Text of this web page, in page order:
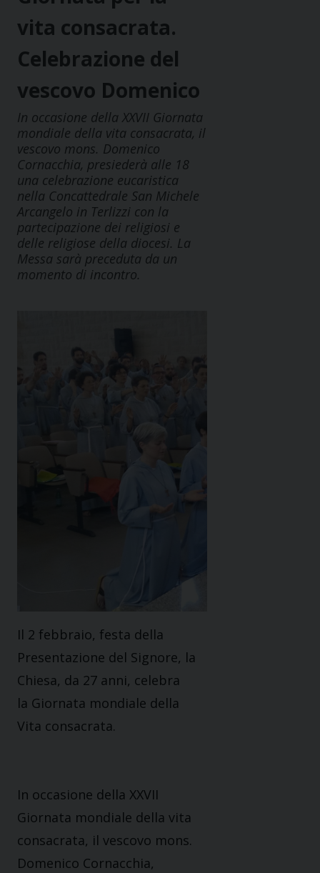
vita consacrata.
Celebrazione del
vescovo Domenico
In occasione della XXVII Giornata
mondiale della vita consacrata, il
vescovo mons. Domenico
Cornacchia, presiederà alle 18
una celebrazione eucaristica
nella Concattedrale San Michele
Arcangelo in Terlizzi con la
partecipazione dei religiosi e
delle religiose della diocesi. La
Messa sarà preceduta da un
momento di incontro.
Il 2 febbraio, festa della
Presentazione del Signore, la
Chiesa, da 27 anni, celebra
la Giornata mondiale della
Vita consacrata.
In occasione della XXVII
Giornata mondiale della vita
consacrata, il vescovo mons.
Domenico Cornacchia,